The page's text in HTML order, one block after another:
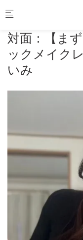
対面：【ま
ックメイク
いみ